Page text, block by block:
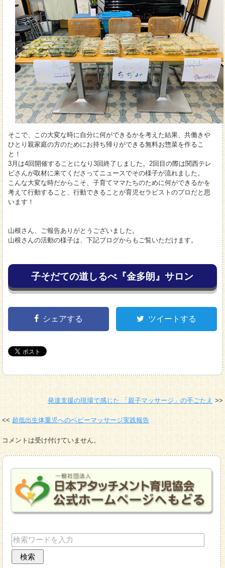
そこで、この大変な時に自分に何ができるかを考えた結果、共働きや
ひとり親家庭の方のためにお持ち帰りができる無料お惣菜を作るこ
と！
3月は4回開催することになり3回終了しました。2回目の際は関西テレ
ビさんが取材に来てくださってニュースでその様子が流れました。
こんな大変な時だからこそ、子育てママたちのために何ができるかを
考えて行動すること、行動できることが育児セラピストのプロだと思
います！
山根さん、ご報告ありがとうございました。
山根さんの活動の様子は、下記ブログからもご覧いただけます。
子そだての道しるべ『金多朗』サロン
シェアする ツイートする
発達支援の現場で感じた 「親子マッサージ」の手ごたえ
超低出生体重児へのベビーマッサージ実践報告
コメントは受け付けていません。